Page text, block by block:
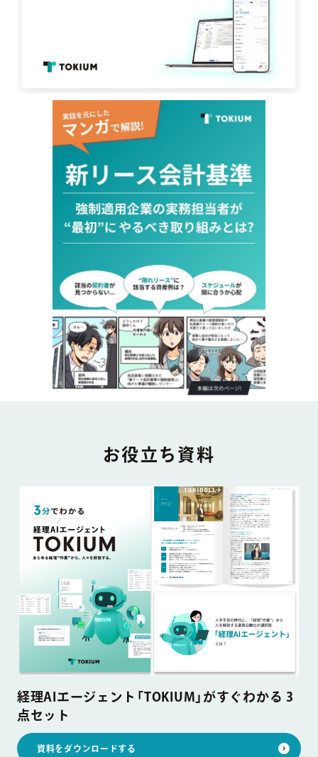
DOCUMENT
お役立ち資料
経理AIエージェント「TOKIUM」がすぐわかる 3
点セット
資料をダウンロードする